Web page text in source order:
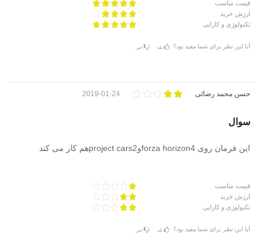
قیمت مناسب
ارزش خرید
تکنولوژی و کارایی
آیا این نظر برای شما مفید بود؟ بله خیر
حسن محمد رضائی 2019-01-24
سوال
این فرمان روی forza horizon4وproject cars2هم کار می کند
قیمت مناسب
ارزش خرید
تکنولوژی و کارایی
آیا این نظر برای شما مفید بود؟ بله خیر